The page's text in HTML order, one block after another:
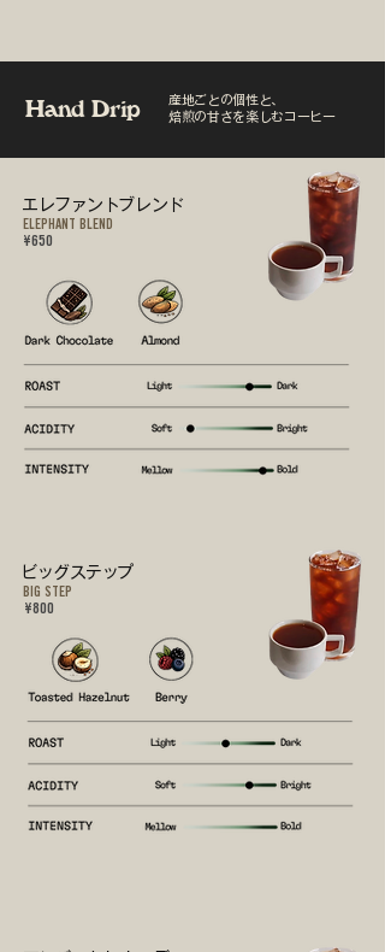
Hand Drip
産地ごとの個性と、
焙煎の甘さを楽しむコーヒー
エレファントブレンド
ELEPHANT BLEND
¥650
​ビッグステップ
BIG STEP
¥800